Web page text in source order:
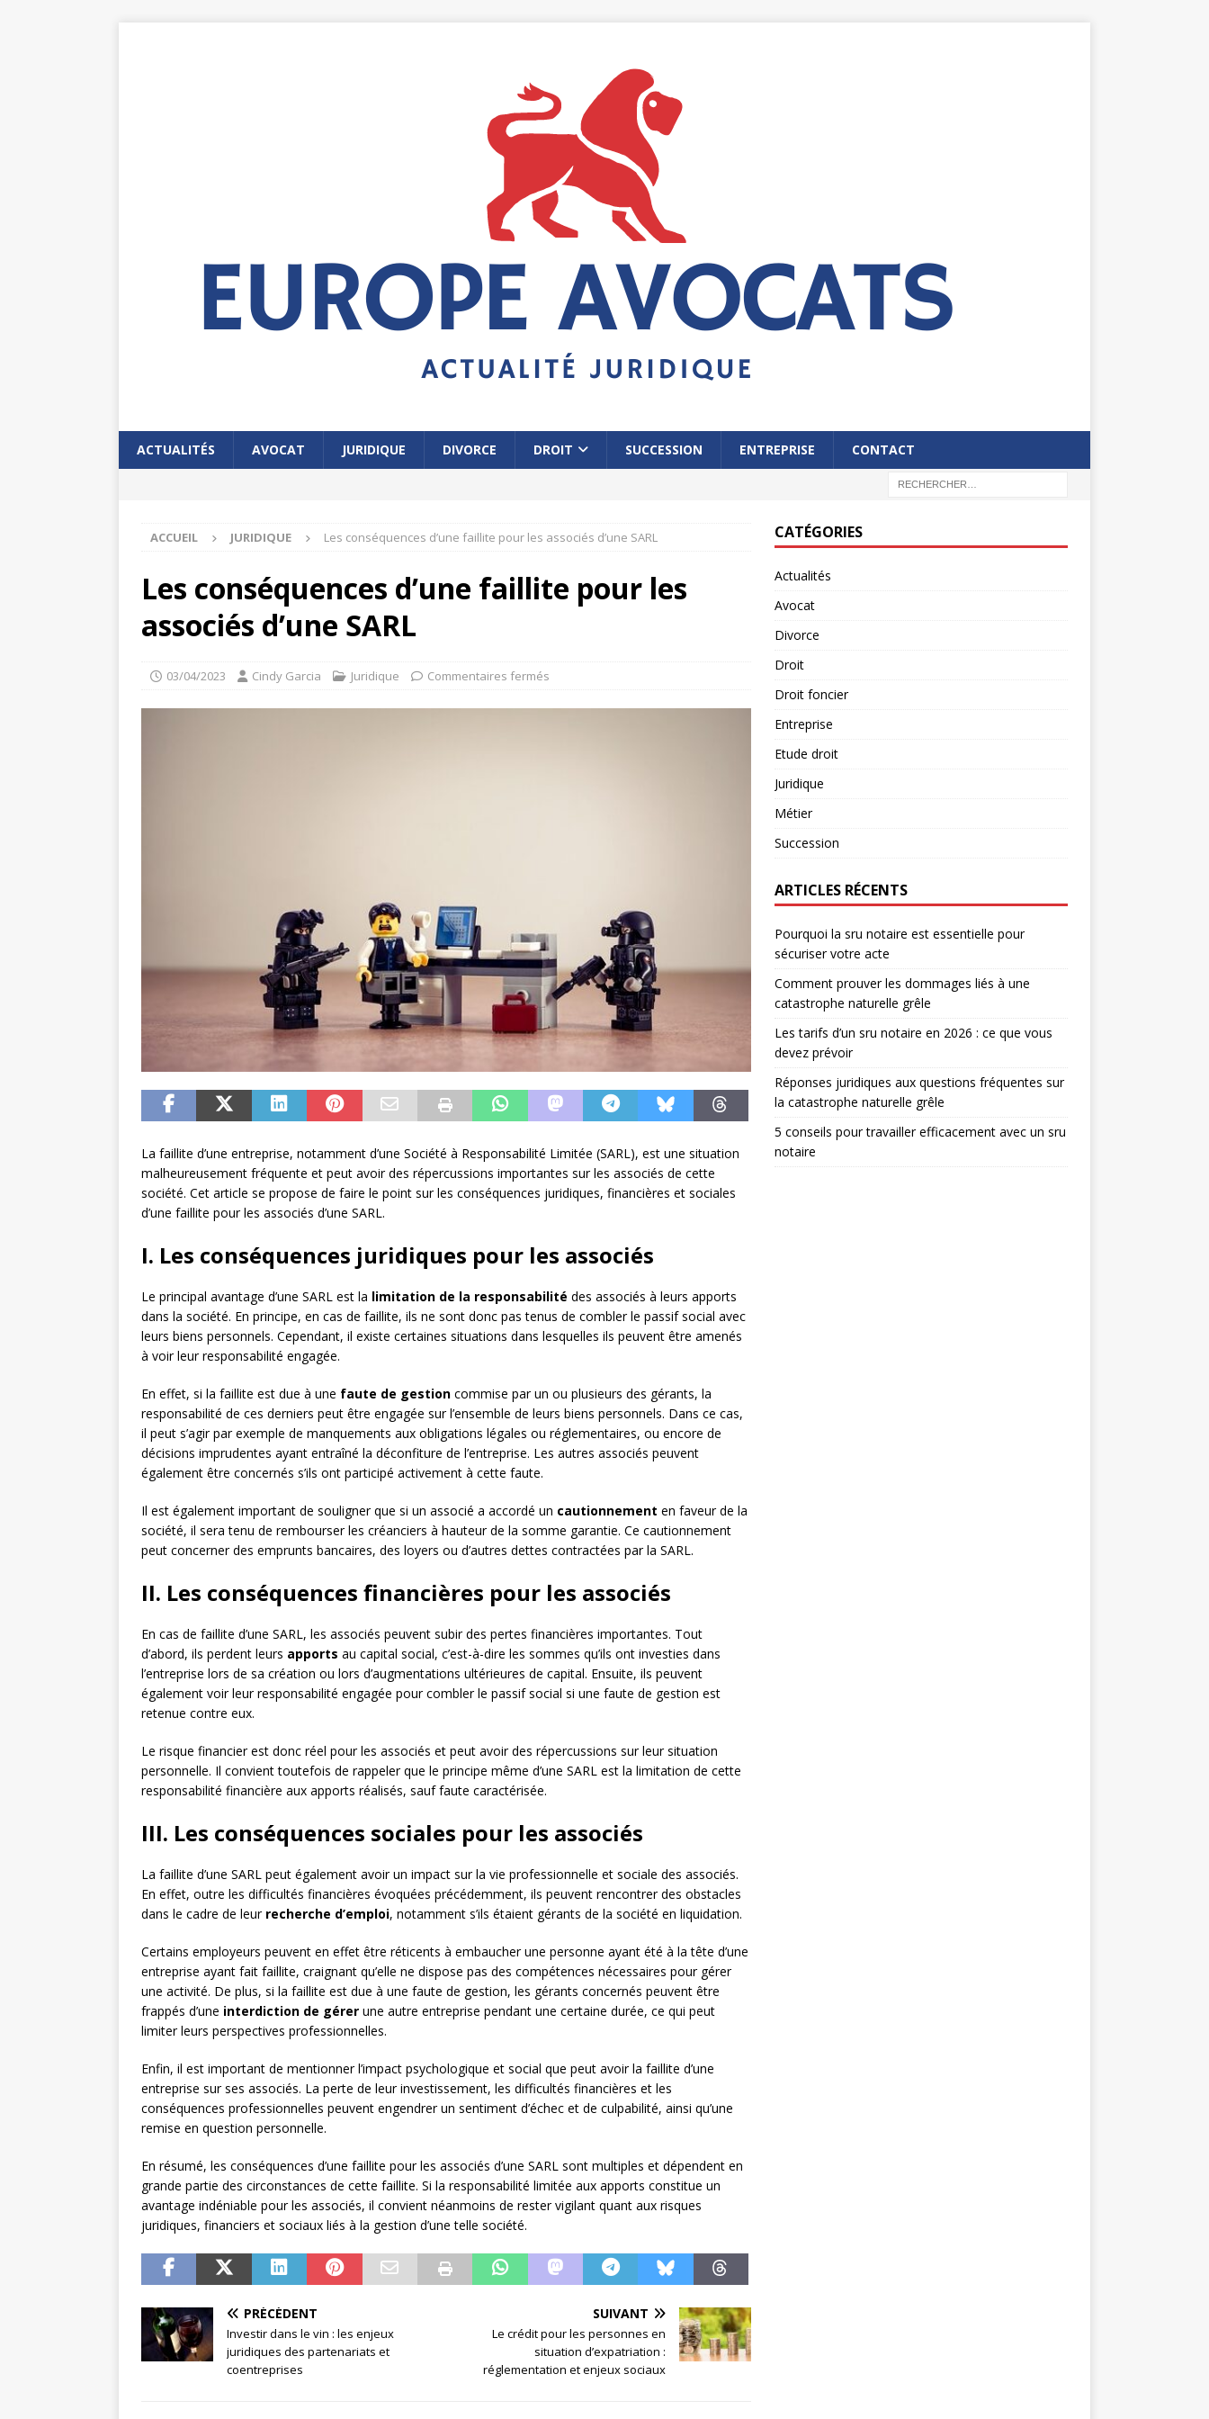
ACTUALITÉS AVOCAT JURIDIQUE DIVORCE DROIT SUCCESSION ENTREPRISE CONTACT
ACCUEIL JURIDIQUE Les conséquences d’une faillite pour les associés d’une SARL
Les conséquences d’une faillite pour les
associés d’une SARL
03/04/2023 Cindy Garcia Juridique Commentaires fermés
La faillite d’une entreprise, notamment d’une Société à Responsabilité Limitée (SARL), est une situation
malheureusement fréquente et peut avoir des répercussions importantes sur les associés de cette
société. Cet article se propose de faire le point sur les conséquences juridiques, financières et sociales
d’une faillite pour les associés d’une SARL.
I. Les conséquences juridiques pour les associés
Le principal avantage d’une SARL est la limitation de la responsabilité des associés à leurs apports
dans la société. En principe, en cas de faillite, ils ne sont donc pas tenus de combler le passif social avec
leurs biens personnels. Cependant, il existe certaines situations dans lesquelles ils peuvent être amenés
à voir leur responsabilité engagée.
En effet, si la faillite est due à une faute de gestion commise par un ou plusieurs des gérants, la
responsabilité de ces derniers peut être engagée sur l’ensemble de leurs biens personnels. Dans ce cas,
il peut s’agir par exemple de manquements aux obligations légales ou réglementaires, ou encore de
décisions imprudentes ayant entraîné la déconfiture de l’entreprise. Les autres associés peuvent
également être concernés s’ils ont participé activement à cette faute.
Il est également important de souligner que si un associé a accordé un cautionnement en faveur de la
société, il sera tenu de rembourser les créanciers à hauteur de la somme garantie. Ce cautionnement
peut concerner des emprunts bancaires, des loyers ou d’autres dettes contractées par la SARL.
II. Les conséquences financières pour les associés
En cas de faillite d’une SARL, les associés peuvent subir des pertes financières importantes. Tout
d’abord, ils perdent leurs apports au capital social, c’est-à-dire les sommes qu’ils ont investies dans
l’entreprise lors de sa création ou lors d’augmentations ultérieures de capital. Ensuite, ils peuvent
également voir leur responsabilité engagée pour combler le passif social si une faute de gestion est
retenue contre eux.
Le risque financier est donc réel pour les associés et peut avoir des répercussions sur leur situation
personnelle. Il convient toutefois de rappeler que le principe même d’une SARL est la limitation de cette
responsabilité financière aux apports réalisés, sauf faute caractérisée.
III. Les conséquences sociales pour les associés
La faillite d’une SARL peut également avoir un impact sur la vie professionnelle et sociale des associés.
En effet, outre les difficultés financières évoquées précédemment, ils peuvent rencontrer des obstacles
dans le cadre de leur recherche d’emploi, notamment s’ils étaient gérants de la société en liquidation.
Certains employeurs peuvent en effet être réticents à embaucher une personne ayant été à la tête d’une
entreprise ayant fait faillite, craignant qu’elle ne dispose pas des compétences nécessaires pour gérer
une activité. De plus, si la faillite est due à une faute de gestion, les gérants concernés peuvent être
frappés d’une interdiction de gérer une autre entreprise pendant une certaine durée, ce qui peut
limiter leurs perspectives professionnelles.
Enfin, il est important de mentionner l’impact psychologique et social que peut avoir la faillite d’une
entreprise sur ses associés. La perte de leur investissement, les difficultés financières et les
conséquences professionnelles peuvent engendrer un sentiment d’échec et de culpabilité, ainsi qu’une
remise en question personnelle.
En résumé, les conséquences d’une faillite pour les associés d’une SARL sont multiples et dépendent en
grande partie des circonstances de cette faillite. Si la responsabilité limitée aux apports constitue un
avantage indéniable pour les associés, il convient néanmoins de rester vigilant quant aux risques
juridiques, financiers et sociaux liés à la gestion d’une telle société.
PRÉCÉDENT
Investir dans le vin : les enjeux
juridiques des partenariats et
coentreprises
SUIVANT
Le crédit pour les personnes en
situation d’expatriation :
réglementation et enjeux sociaux
CATÉGORIES
Actualités
Avocat
Divorce
Droit
Droit foncier
Entreprise
Etude droit
Juridique
Métier
Succession
ARTICLES RÉCENTS
Pourquoi la sru notaire est essentielle pour
sécuriser votre acte
Comment prouver les dommages liés à une
catastrophe naturelle grêle
Les tarifs d’un sru notaire en 2026 : ce que vous
devez prévoir
Réponses juridiques aux questions fréquentes sur
la catastrophe naturelle grêle
5 conseils pour travailler efficacement avec un sru
notaire